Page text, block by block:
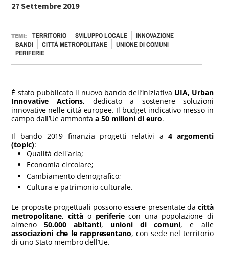
27 Settembre 2019
TEMI: TERRITORIO SVILUPPO LOCALE
INNOVAZIONE
BANDI
CITTÀ METROPOLITANE
UNIONE DI COMUNI
PERIFERIE
È stato pubblicato il nuovo bando dell’iniziativa UIA, Urban
Innovative Actions, dedicato a sostenere soluzioni
innovative nelle città europee. Il budget indicativo messo in
campo dall’Ue ammontaa 50 milioni di euro.
Il bando 2019 finanzia progetti relativi a4 argomenti
(topic):
Qualità dell'aria;
Economia circolare;
Cambiamento demografico;
Cultura e patrimonio culturale.
Le proposte progettuali possono essere presentate da città
metropolitane, città o periferiecon una popolazione di
almeno50.000 abitanti, unioni di comuni, e alle
associazioni che le rappresentano, con sede nel territorio
di uno Stato membro dell’Ue.